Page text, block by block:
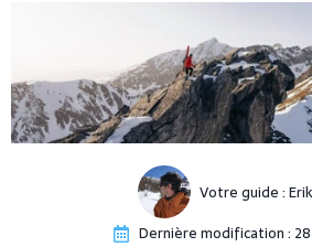
Votre guide :
Dernière modification :